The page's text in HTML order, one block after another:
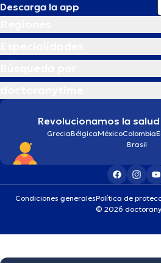
Descarga la app
Revolucionamos la
GreciaBélgicaMéxicoColombia
Brasil
Condiciones generalesPolítica de
© 2026